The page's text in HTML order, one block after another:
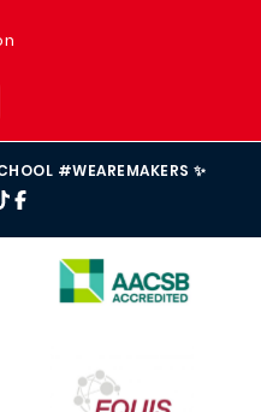
#WEAREMAKERS ✨